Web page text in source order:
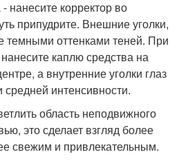
нанесите корректор во
припудрите. Внешние уголки,
темными оттенками теней. При
каплю средства на
а внутренние уголки глаз
средней интенсивности.
область неподвижного
это сделает взгляд более
свежим и привлекательным.